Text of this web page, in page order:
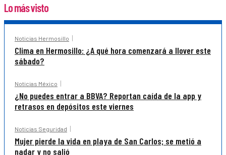
Lo más visto
Noticias Hermosillo
Clima en Hermosillo: ¿A qué hora comenzará a llover este
sábado?
Noticias México
¿No puedes entrar a BBVA? Reportan caída de la app y
retrasos en depósitos este viernes
Noticias Seguridad
Mujer pierde la vida en playa de San Carlos; se metió a
nadar y no salió